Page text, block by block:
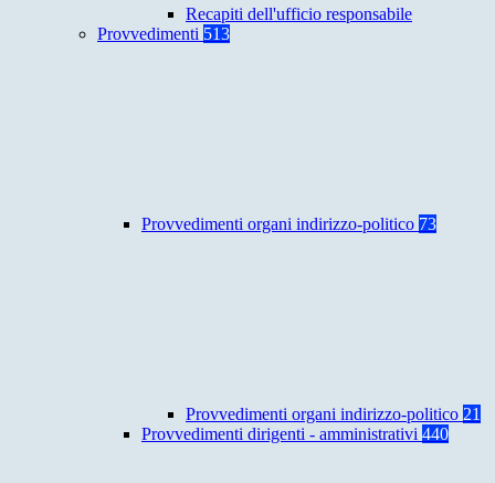
Recapiti dell'ufficio responsabile
Provvedimenti 513
Provvedimenti organi indirizzo-politico 73
Provvedimenti organi indirizzo-politico 21
Provvedimenti dirigenti - amministrativi 440